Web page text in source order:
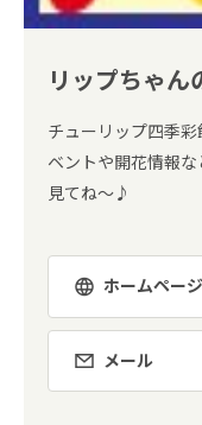
リップちゃん
チューリップ四季
ベントや開花情報な
見てね～♪
ホームページ
メール